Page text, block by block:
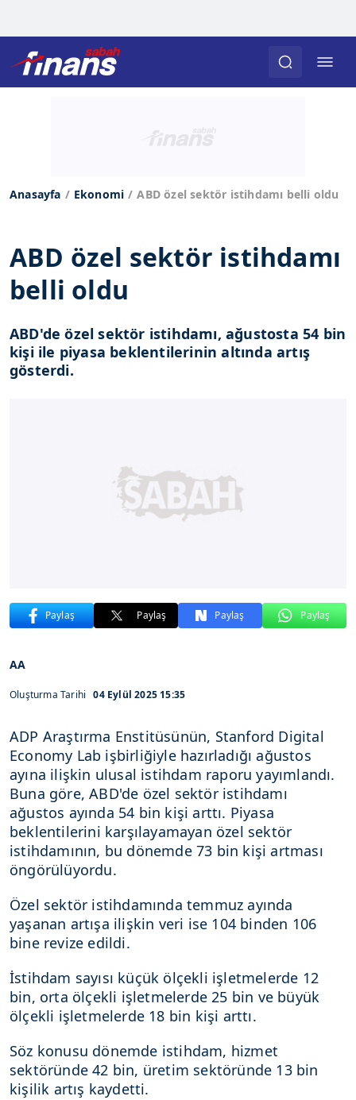
Anasayfa Ekonomi ABD özel sektör istihdamı belli oldu
ABD özel sektör istihdamı
belli oldu
ABD'de özel sektör istihdamı, ağustosta 54 bin
kişi ile piyasa beklentilerinin altında artış
gösterdi.
Paylaş Paylaş Paylaş Paylaş
AA
Oluşturma Tarihi 04 Eylül 2025 15:35
ADP Araştırma Enstitüsünün, Stanford Digital
Economy Lab işbirliğiyle hazırladığı ağustos
ayına ilişkin ulusal istihdam raporu yayımlandı.
Buna göre, ABD'de özel sektör istihdamı
ağustos ayında 54 bin kişi arttı. Piyasa
beklentilerini karşılayamayan özel sektör
istihdamının, bu dönemde 73 bin kişi artması
öngörülüyordu.
Özel sektör istihdamında temmuz ayında
yaşanan artışa ilişkin veri ise 104 binden 106
bine revize edildi.
İstihdam sayısı küçük ölçekli işletmelerde 12
bin, orta ölçekli işletmelerde 25 bin ve büyük
ölçekli işletmelerde 18 bin kişi arttı.
Söz konusu dönemde istihdam, hizmet
sektöründe 42 bin, üretim sektöründe 13 bin
kişilik artış kaydetti.